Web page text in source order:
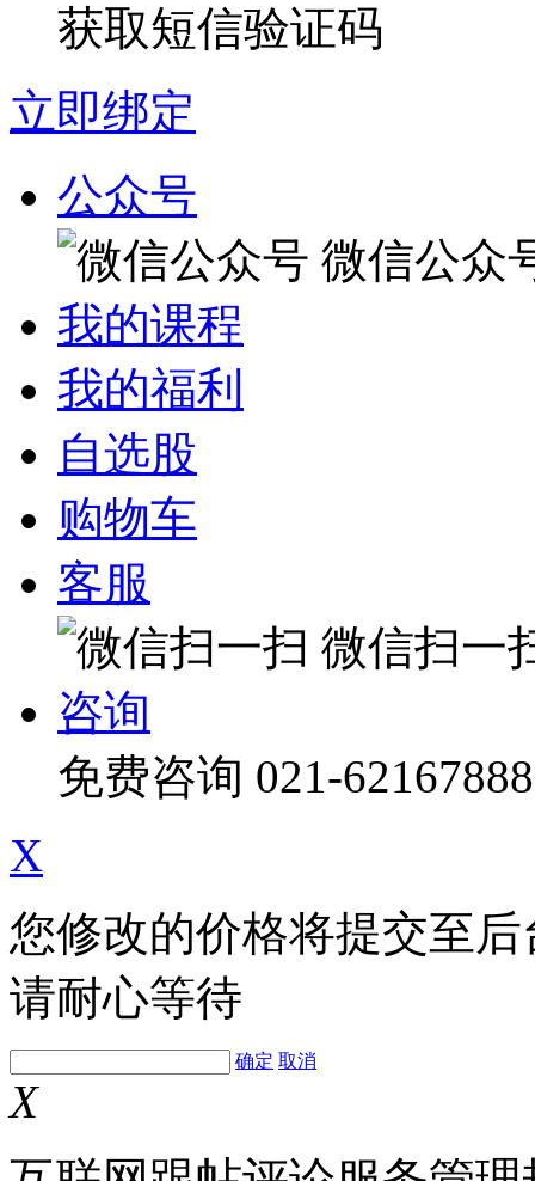
获取短信验证码
立即绑定
公众号
微信公众
我的课程
我的福利
自选股
购物车
客服
微信扫一
咨询
免费咨询 021-62167888
X
您修改的价格将提交至
请耐心等待
确定 取消
X